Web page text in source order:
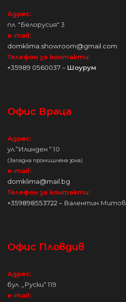
Адрес:
пл. "Белорусия" 3
e-mail:
domklima.showroom@gmail.com
Телефон за контакти:
+35989 0560037 – Шоурум
Офис Враца
Адрес:
ул.“Илинден “ 10
(Западна промишлена зона)
e-mail:
domklima@mail.bg
Телефон за контакти:
+359898553722 – Валентин Митов
Офис Пловдив
Адрес:
бул. „Руски“ 119
e-mail: